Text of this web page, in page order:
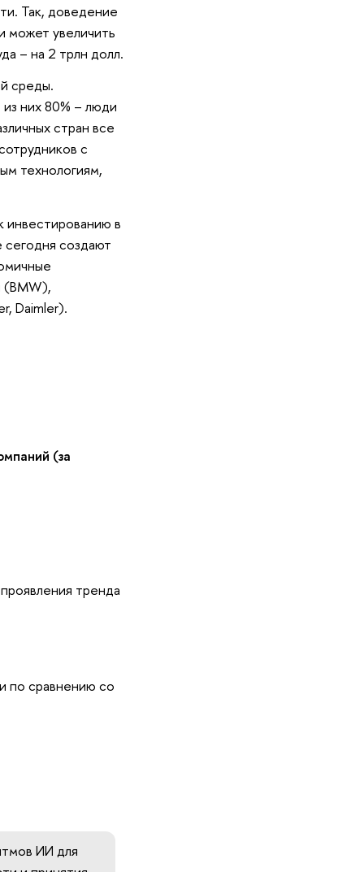
Так, доведение
может увеличить
– на 2 трлн долл.
среды.
них 80% – люди
стран все
с
технологиям,
инвестированию в
создают
(BMW),
Daimler).
(за
тренда
по сравнению со
ИИ для